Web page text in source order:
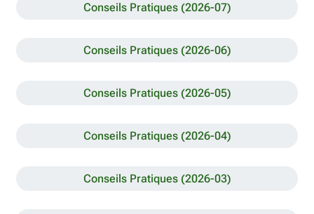
Conseils Pratiques (2026-07)
Conseils Pratiques (2026-06)
Conseils Pratiques (2026-05)
Conseils Pratiques (2026-04)
Conseils Pratiques (2026-03)